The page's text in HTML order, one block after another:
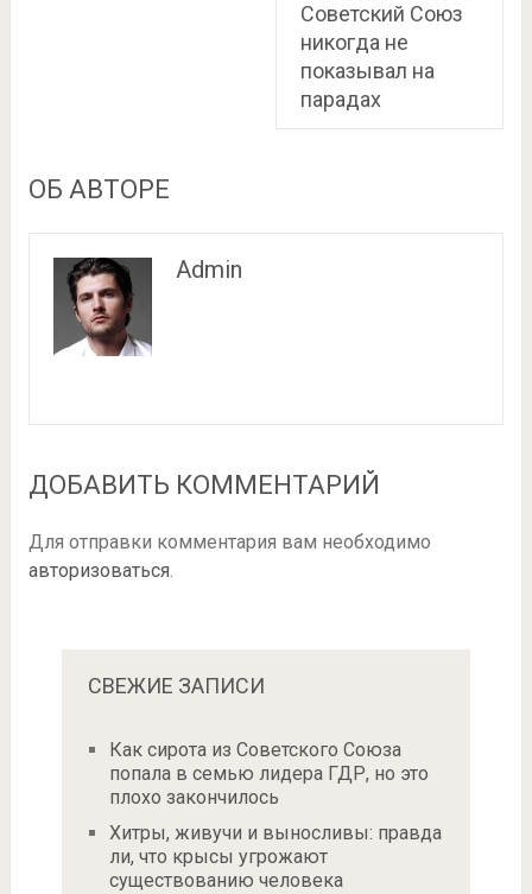
Советский Союз
никогда не
показывал на
парадах
ОБ АВТОРЕ
Admin
ДОБАВИТЬ КОММЕНТАРИЙ
Для отправки комментария вам необходимо
авторизоваться.
СВЕЖИЕ ЗАПИСИ
Как сирота из Советского Союза
попала в семью лидера ГДР, но это
плохо закончилось
Хитры, живучи и выносливы: правда
ли, что крысы угрожают
существованию человека